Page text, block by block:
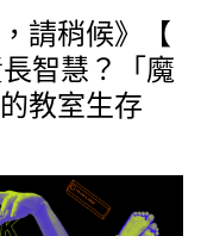
請稍候》【
智慧？「魔
教室生存